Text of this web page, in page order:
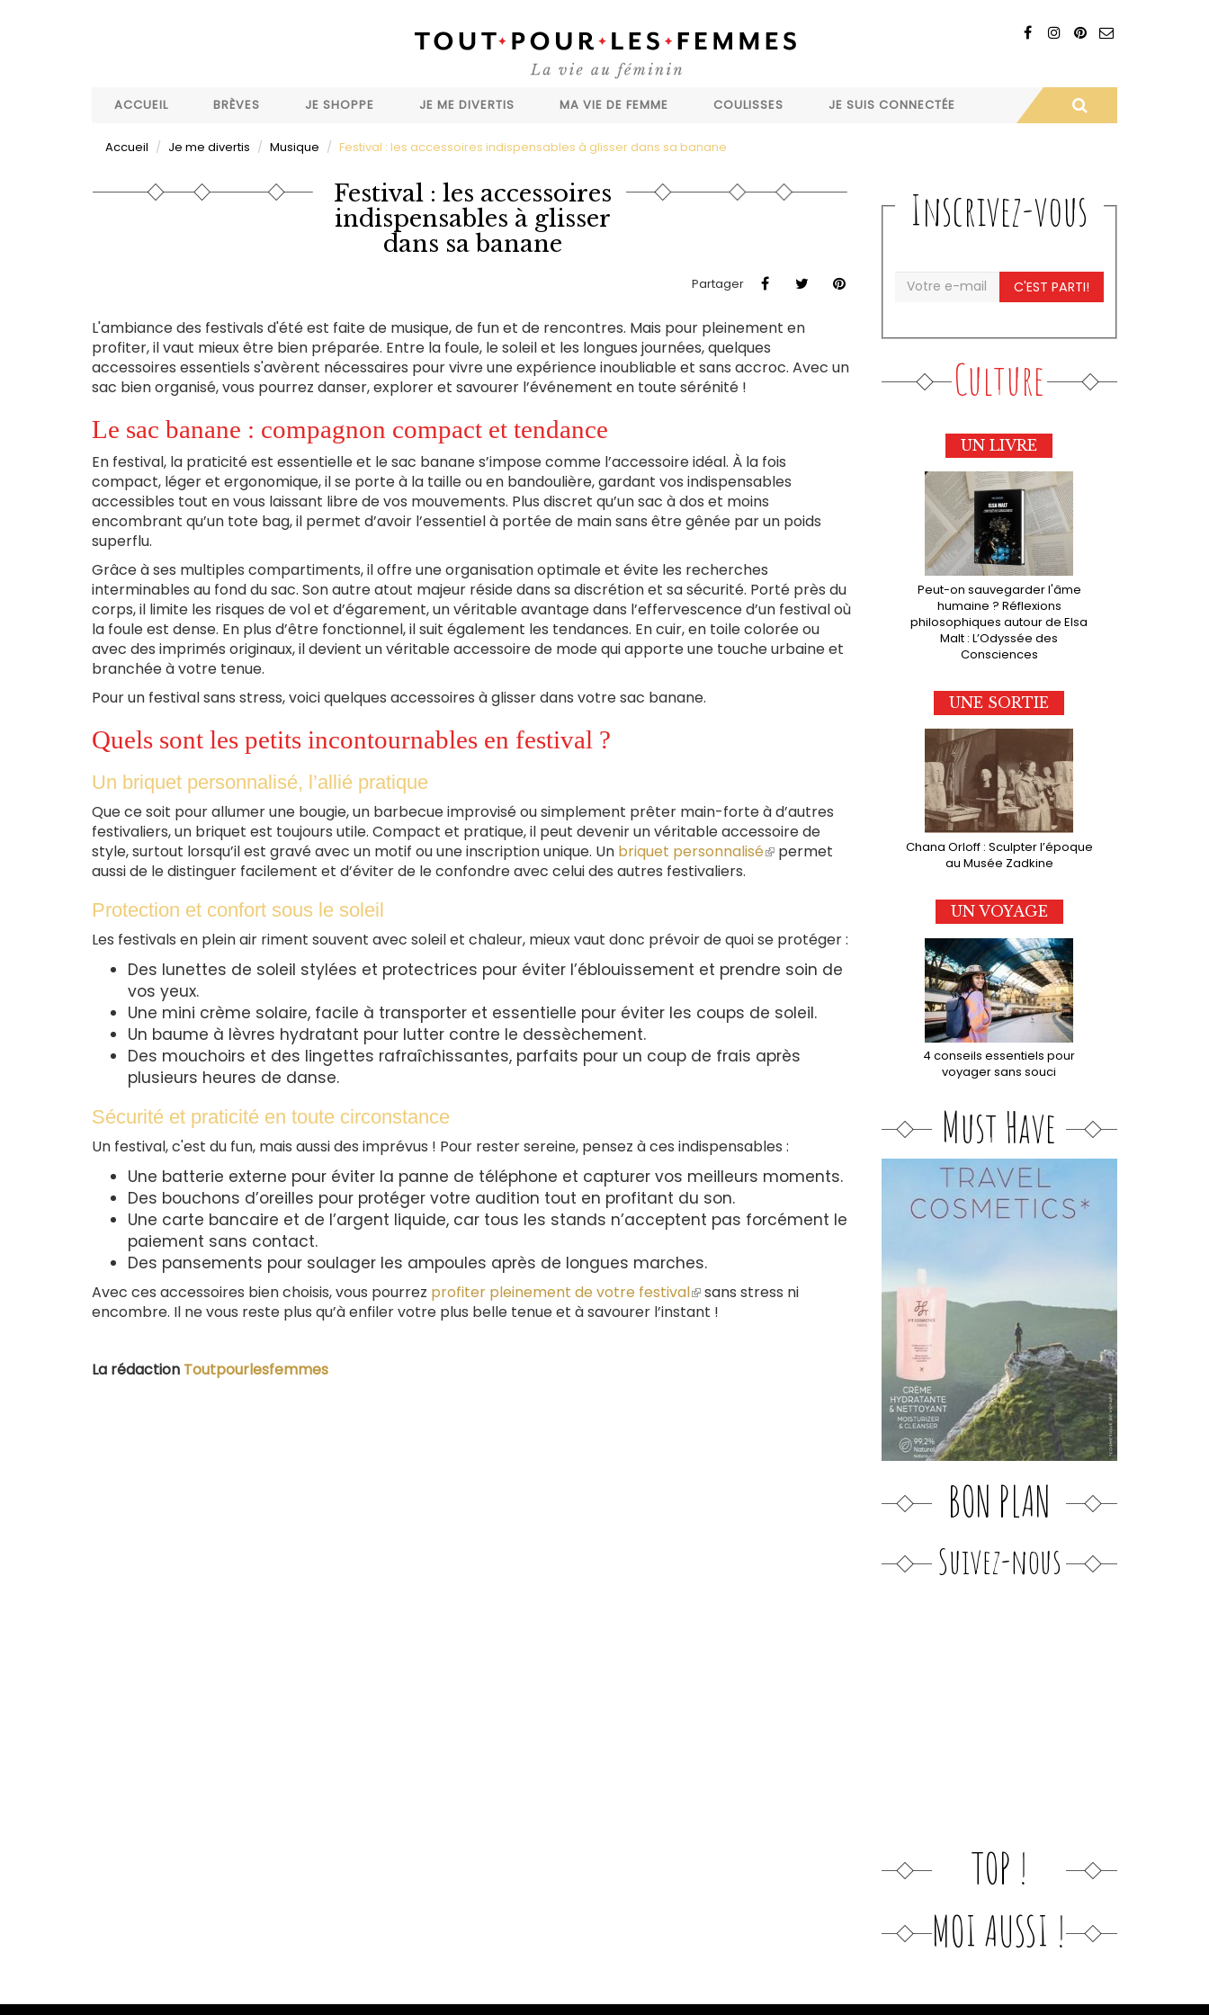
ACCUEIL
BRÈVES JE SHOPPE JE ME DIVERTIS MA VIE DE FEMME COULISSES JE SUIS CONNECTÉE
Accueil Je me divertis Musique Festival : les accessoires indispensables à glisser dans sa banane
Festival : les accessoires
indispensables à glisser
dans sa banane
Partager
L'ambiance des festivals d'été est faite de musique, de fun et de rencontres. Mais pour pleinement en
profiter, il vaut mieux être bien préparée. Entre la foule, le soleil et les longues journées, quelques
accessoires essentiels s'avèrent nécessaires pour vivre une expérience inoubliable et sans accroc. Avec un
sac bien organisé, vous pourrez danser, explorer et savourer l’événement en toute sérénité !
Le sac banane : compagnon compact et tendance
En festival, la praticité est essentielle et le sac banane s’impose comme l’accessoire idéal. À la fois
compact, léger et ergonomique, il se porte à la taille ou en bandoulière, gardant vos indispensables
accessibles tout en vous laissant libre de vos mouvements. Plus discret qu’un sac à dos et moins
encombrant qu’un tote bag, il permet d’avoir l’essentiel à portée de main sans être gênée par un poids
superflu.
Grâce à ses multiples compartiments, il offre une organisation optimale et évite les recherches
interminables au fond du sac. Son autre atout majeur réside dans sa discrétion et sa sécurité. Porté près du
corps, il limite les risques de vol et d’égarement, un véritable avantage dans l’effervescence d’un festival où
la foule est dense. En plus d’être fonctionnel, il suit également les tendances. En cuir, en toile colorée ou
avec des imprimés originaux, il devient un véritable accessoire de mode qui apporte une touche urbaine et
branchée à votre tenue.
Pour un festival sans stress, voici quelques accessoires à glisser dans votre sac banane.
Quels sont les petits incontournables en festival ?
Un briquet personnalisé, l’allié pratique
Que ce soit pour allumer une bougie, un barbecue improvisé ou simplement prêter main-forte à d’autres
festivaliers, un briquet est toujours utile. Compact et pratique, il peut devenir un véritable accessoire de
style, surtout lorsqu’il est gravé avec un motif ou une inscription unique. Un briquet personnalisé(lepermet
aussi de le distinguer facilement et d’éviter de le confondre avec celui des autres festivaliers.
Protection et confort sous le soleil
Les festivals en plein air riment souvent avec soleil et chaleur, mieux vaut donc prévoir de quoi se protéger :
Des lunettes de soleil stylées et protectrices pour éviter l’éblouissement et prendre soin de
vos yeux.
Une mini crème solaire, facile à transporter et essentielle pour éviter les coups de soleil.
Un baume à lèvres hydratant pour lutter contre le dessèchement.
Des mouchoirs et des lingettes rafraîchissantes, parfaits pour un coup de frais après
plusieurs heures de danse.
Sécurité et praticité en toute circonstance
Un festival, c'est du fun, mais aussi des imprévus ! Pour rester sereine, pensez à ces indispensables :
Une batterie externe pour éviter la panne de téléphone et capturer vos meilleurs moments.
Des bouchons d’oreilles pour protéger votre audition tout en profitant du son.
Une carte bancaire et de l’argent liquide, car tous les stands n’acceptent pas forcément le
paiement sans contact.
Des pansements pour soulager les ampoules après de longues marches.
Avec ces accessoires bien choisis, vous pourrez profiter pleinement de votre festival(le
lien
sans stress ni
encombre. Il ne vous reste plus qu’à enfiler votre plus belle tenue et à savourer l’instant !
La rédaction Toutpourlesfemmes
Inscrivez-vous
C'EST PARTI!
Culture
UN LIVRE
Peut-on sauvegarder l'âme
humaine ? Réflexions
philosophiques autour de Elsa
Malt : L’Odyssée des
Consciences
UNE SORTIE
Chana Orloff : Sculpter l’époque
au Musée Zadkine
UN VOYAGE
4 conseils essentiels pour
voyager sans souci
Must Have
BON PLAN
Suivez-nous
TOP !
MOI AUSSI !